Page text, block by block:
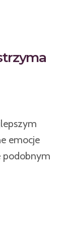
emocje
podobnym